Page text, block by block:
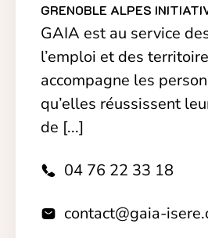
GRENOBLE ALPES
GAIA est au service
l’emploi et des
accompagne les
qu’elles réussissent
de [...]
04 76 22 33 18
contact@gaia-